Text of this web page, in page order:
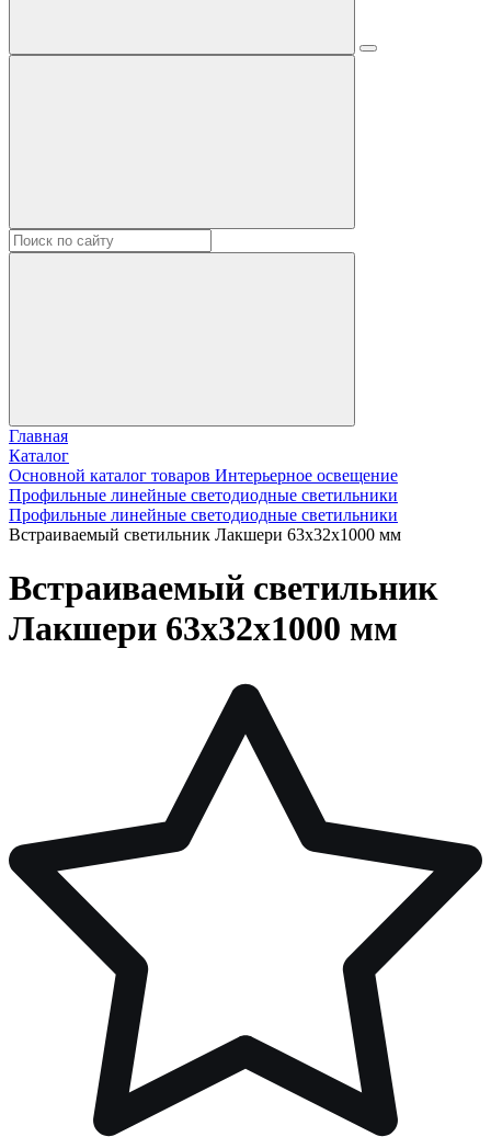
Главная
Каталог
Основной каталог товаров Интерьерное освещение
Профильные линейные светодиодные светильники
Профильные линейные светодиодные светильники
Встраиваемый светильник Лакшери 63х32х1000 мм
Встраиваемый светильник
Лакшери 63х32х1000 мм